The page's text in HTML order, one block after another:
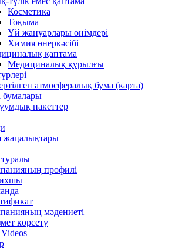
Косметика
Тоқыма
Үй жануарлары өнімдері
Химия өнеркәсібі
қаптама
Медициналық құрылғы
атмосфералық бума (карта)
бумалары
пакеттер
жаңалықтары
профилі
мәдениеті
көрсету